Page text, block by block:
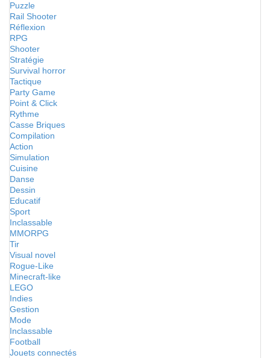
Puzzle
Rail Shooter
Réflexion
RPG
Shooter
Stratégie
Survival horror
Tactique
Party Game
Point & Click
Rythme
Casse Briques
Compilation
Action
Simulation
Cuisine
Danse
Dessin
Educatif
Sport
Inclassable
MMORPG
Tir
Visual novel
Rogue-Like
Minecraft-like
LEGO
Indies
Gestion
Mode
Inclassable
Football
Jouets connectés